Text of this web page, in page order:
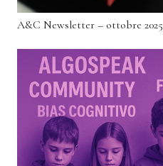
A&C Newsletter – ottobre 2025